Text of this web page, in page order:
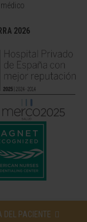
DEL PACIENTE
2026